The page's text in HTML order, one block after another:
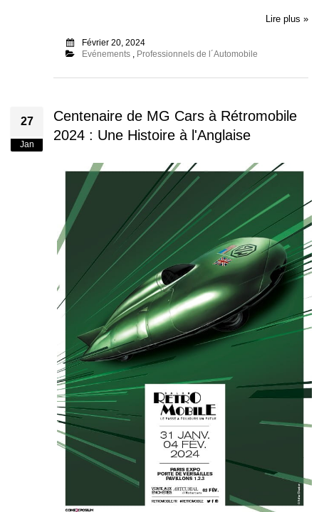
Lire plus »
Février 20, 2024
Evénements, Professionnels de l´Automobile
27
Jan
Centenaire de MG Cars à Rétromobile
2024 : Une Histoire à l'Anglaise